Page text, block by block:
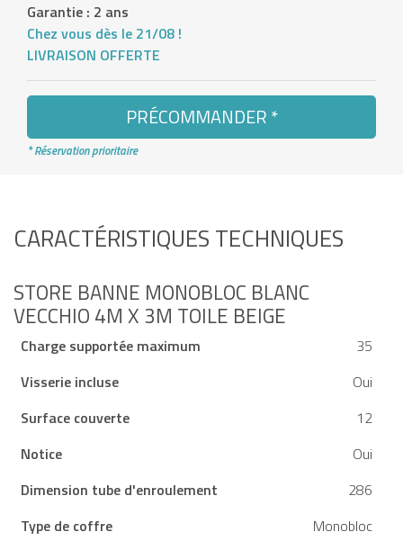
Garantie : 2 ans
Chez vous dès le 21/08 !
LIVRAISON OFFERTE
PRÉCOMMANDER *
* Réservation prioritaire
CARACTÉRISTIQUES TECHNIQUES
STORE BANNE MONOBLOC BLANC
VECCHIO 4M X 3M TOILE BEIGE
Charge supportée maximum
35
Visserie incluse
Oui
Surface couverte
12
Notice
Oui
Dimension tube d'enroulement
286
Type de coffre
Monobloc